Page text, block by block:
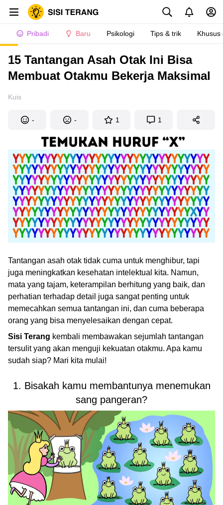
Pribadi Baru Psikologi Tips & trik Khusus
15 Tantangan Asah Otak Ini Bisa
Membuat Otakmu Bekerja Maksimal
Kuis
- - 1 1
Tantangan asah otak tidak cuma untuk menghibur, tapi
juga meningkatkan kesehatan intelektual kita. Namun,
mata yang tajam, keterampilan berhitung yang baik, dan
perhatian terhadap detail juga sangat penting untuk
memecahkan semua tantangan ini, dan cuma beberapa
orang yang bisa menyelesaikan dengan cepat.
Sisi Terang kembali membawakan sejumlah tantangan
tersulit yang akan menguji kekuatan otakmu. Apa kamu
sudah siap? Mari kita mulai!
1. Bisakah kamu membantunya menemukan
sang pangeran?